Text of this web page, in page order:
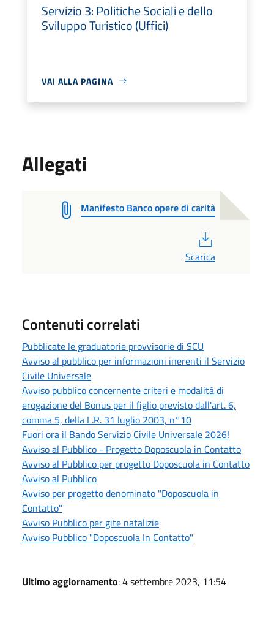
Servizio 3: Politiche Sociali e dello
Sviluppo Turistico (Uffici)
VAI ALLA PAGINA
Allegati
Manifesto Banco opere di carità
Scarica
Contenuti correlati
Pubblicate le graduatorie provvisorie di SCU
Avviso al pubblico per informazioni inerenti il Servizio
Civile Universale
Avviso pubblico concernente criteri e modalità di
erogazione del Bonus per il figlio previsto dall'art. 6,
comma 5, della L.R. 31 luglio 2003, n°10
Fuori ora il Bando Servizio Civile Universale 2026!
Avviso al Pubblico - Progetto Doposcuola in Contatto
Avviso al Pubblico per progetto Doposcuola in Contatto
Avviso al Pubblico
Avviso per progetto denominato "Doposcuola in
Contatto"
Avviso Pubblico per gite natalizie
Avviso Pubblico "Doposcuola In Contatto"
Ultimo aggiornamento: 4 settembre 2023, 11:54